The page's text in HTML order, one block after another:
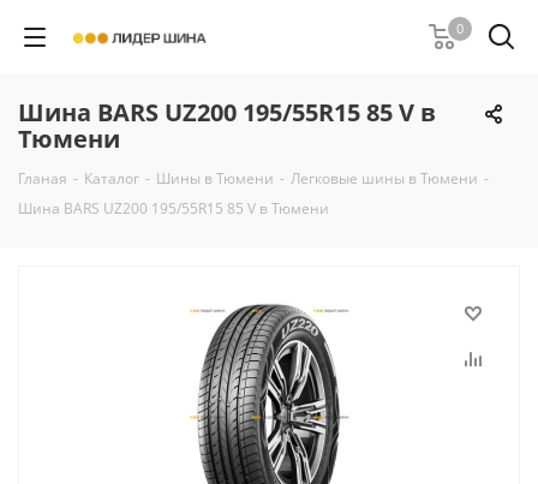
0
Шина BARS UZ200 195/55R15 85 V в
Тюмени
Гланая - Каталог - Шины в Тюмени - Легковые шины в Тюмени -
Шина BARS UZ200 195/55R15 85 V в Тюмени